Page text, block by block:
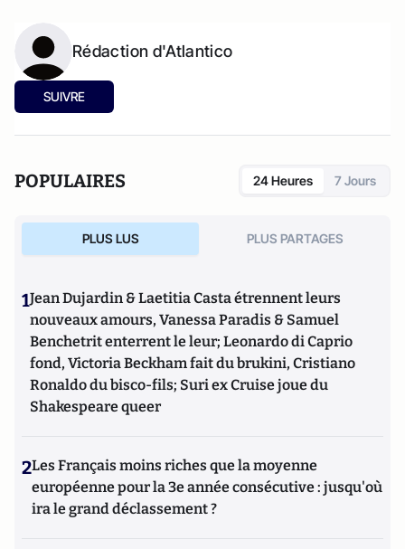
Rédaction d'Atlantico
SUIVRE
POPULAIRES 24 Heures 7 Jours
PLUS LUS PLUS PARTAGES
1Jean Dujardin & Laetitia Casta étrennent leurs
nouveaux amours, Vanessa Paradis & Samuel
Benchetrit enterrent le leur; Leonardo di Caprio
fond, Victoria Beckham fait du brukini, Cristiano
Ronaldo du bisco-fils; Suri ex Cruise joue du
Shakespeare queer
2Les Français moins riches que la moyenne
européenne pour la 3e année consécutive : jusqu'où
ira le grand déclassement ?